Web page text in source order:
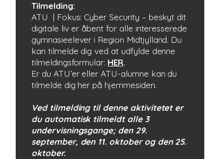
Tilmelding:
ATU | Fokus: Cyber Security – beskyt dit
digitale liv er åbent for alle interesserede
gymnasieelever i Region Midtjylland. Du
kan tilmelde dig ved at udfylde denne
tilmeldingsformular: HER.
Er du ATU’er eller ATU-alumne kan du
tilmelde dig her på hjemmesiden.
Ved tilmelding til denne aktivitetet er
du automatisk tilmeldt alle 3
undervisningsgange; den 29.
september, den 11. oktober og den 25.
oktober.